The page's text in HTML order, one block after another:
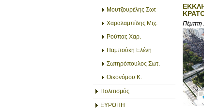
Μουτζουρέλης Σωτ
Χαραλαμπίδης Μιχ.
Ρούπας Χαρ.
Παμπούκη Ελένη
Σωτηρόπουλος Σωτ.
Οικονόμου Κ.
Πολιτισμός
ΕΥΡΩΠΗ
Πέμπτη